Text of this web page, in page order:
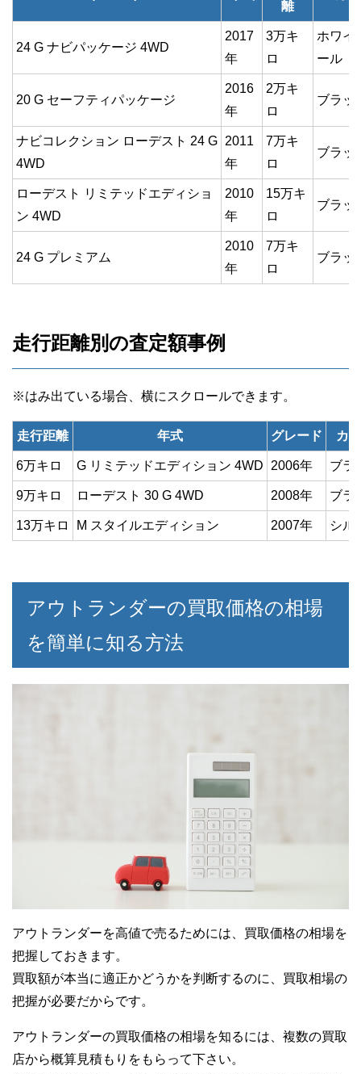
離
24 G ナビパッケージ 4WD
2017
年
3万キ
ロ
ホワイ
ール
20 G セーフティパッケージ
2016
年
2万キ
ロ
ブラッ
ナビコレクション ローデスト 24 G
4WD
2011
年
7万キ
ロ
ブラッ
ローデスト リミテッドエディショ
ン 4WD
2010
年
15万キ
ロ
ブラッ
24 G プレミアム
2010
年
7万キ
ロ
ブラッ
走行距離別の査定額事例
走行距離 年式 グレード カ
6万キロ G リミテッドエディション 4WD 2006年 ブラ
9万キロ ローデスト 30 G 4WD 2008年 ブラ
13万キロ M スタイルエディション 2007年 シル
アウトランダーの買取価格の相場
を簡単に知る方法
アウトランダーを高値で売るためには、買取価格の相場を
把握しておきます。
買取額が本当に適正かどうかを判断するのに、買取相場の
把握が必要だからです。
アウトランダーの買取価格の相場を知るには、複数の買取
店から概算見積もりをもらって下さい。